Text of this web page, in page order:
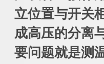
立位置与开关
成高压的分离
要问题就是测